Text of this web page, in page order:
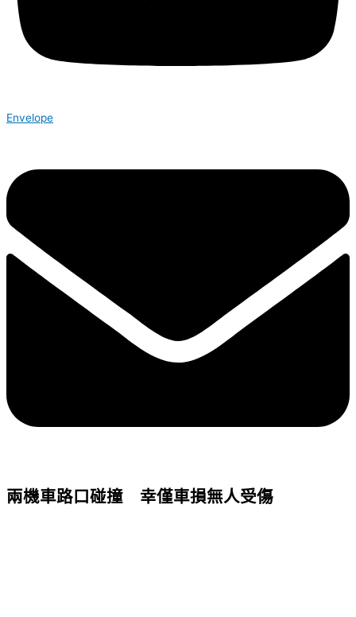
Envelope
兩機車路口碰撞 幸僅車損無人受傷